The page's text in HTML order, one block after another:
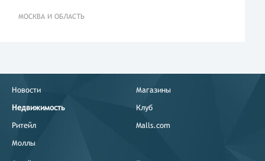
МОСКВА И ОБЛАСТЬ
Новости
Недвижимость
Ритейл
Моллы
Магазины
Клуб
Malls.com